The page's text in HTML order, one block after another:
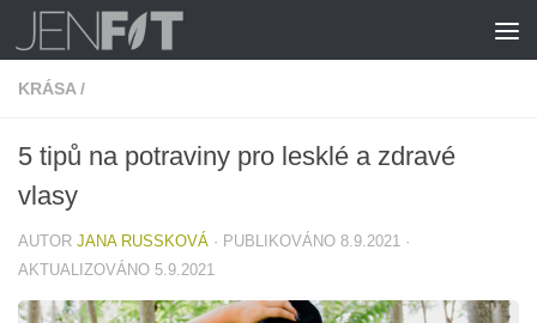
Skip to content
KRÁSA /
5 tipů na potraviny pro lesklé a zdravé
vlasy
AUTOR JANA RUSSKOVÁ · PUBLIKOVÁNO 8.9.2021 ·
AKTUALIZOVÁNO 5.9.2021